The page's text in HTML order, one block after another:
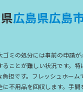
広島県広島
ゴミの処分には事前の申請
ることが難しい状況です。
負担です。フレッシュホー
に不用品を回収します。手